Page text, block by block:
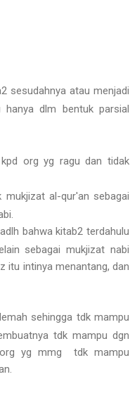
sesudahnya atau menjadi
hanya dlm bentuk parsial
org yg ragu dan tidak
al-qur'an sebagai
bahwa kitab2 terdahulu
sebagai mukjizat nabi
itu intinya menantang, dan
sehingga tdk mampu
tdk mampu dgn
org yg mmg tdk mampu